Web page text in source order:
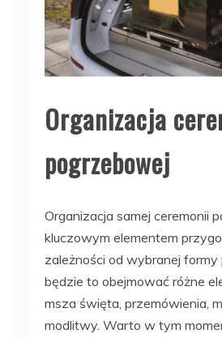
Organizacja
pogrzebowej
Organizacja samej ceremonii
kluczowym elementem
zależności od wybranej formy
będzie to obejmować różne
msza święta, przemówienia,
modlitwy. Warto w tym